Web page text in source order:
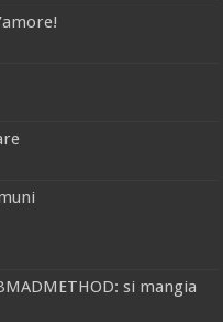
si mangia